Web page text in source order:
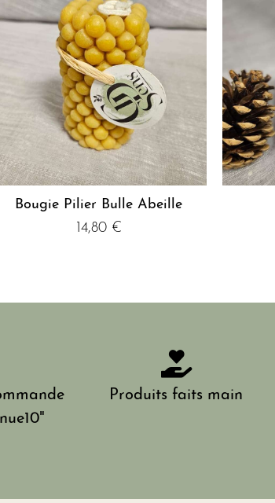
Bougie Pilier Bulle Abeille
14,80 €
Produits faits main